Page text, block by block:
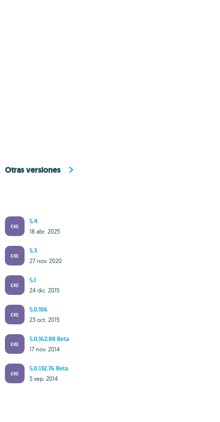
Otras versiones
EXE
5.4
18 abr. 2025
EXE
5.3
27 nov. 2020
EXE
5.1
24 dic. 2015
EXE
5.0.106
23 oct. 2015
EXE
5.0.162.88 Beta
17 nov. 2014
EXE
5.0.132.76 Beta
5 sep. 2014